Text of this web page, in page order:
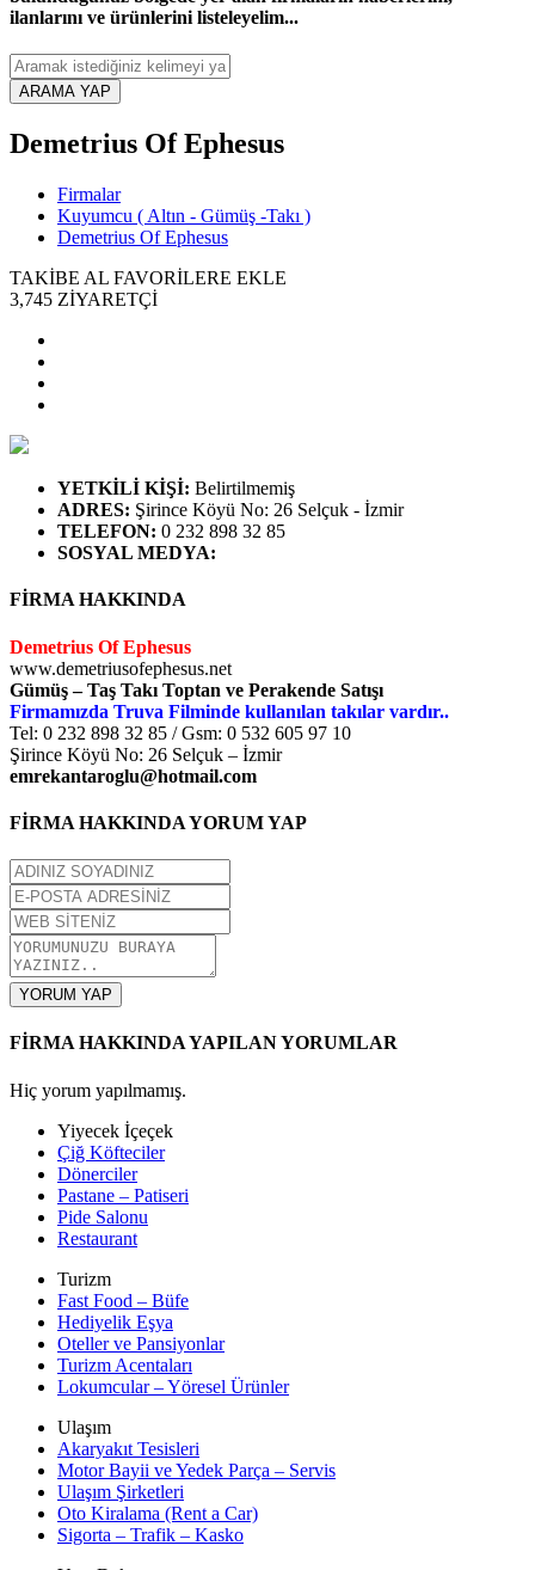
ilanlarını ve ürünlerini listeleyelim...
ARAMA YAP
Demetrius Of Ephesus
Firmalar
Kuyumcu ( Altın - Gümüş -Takı )
Demetrius Of Ephesus
TAKİBE AL FAVORİLERE EKLE
3,745 ZİYARETÇİ
YETKİLİ KİŞİ: Belirtilmemiş
ADRES: Şirince Köyü No: 26 Selçuk - İzmir
TELEFON: 0 232 898 32 85
SOSYAL MEDYA:
FİRMA HAKKINDA
Demetrius Of Ephesus
www.demetriusofephesus.net
Gümüş – Taş Takı Toptan ve Perakende Satışı
Firmamızda Truva Filminde kullanılan takılar vardır..
Tel: 0 232 898 32 85 / Gsm: 0 532 605 97 10
Şirince Köyü No: 26 Selçuk – İzmir
emrekantaroglu@hotmail.com
FİRMA HAKKINDA YORUM YAP
YORUM YAP
FİRMA HAKKINDA YAPILAN YORUMLAR
Hiç yorum yapılmamış.
Yiyecek İçeçek
Çiğ Köfteciler
Dönerciler
Pastane – Patiseri
Pide Salonu
Restaurant
Turizm
Fast Food – Büfe
Hediyelik Eşya
Oteller ve Pansiyonlar
Turizm Acentaları
Lokumcular – Yöresel Ürünler
Ulaşım
Akaryakıt Tesisleri
Motor Bayii ve Yedek Parça – Servis
Ulaşım Şirketleri
Oto Kiralama (Rent a Car)
Sigorta – Trafik – Kasko